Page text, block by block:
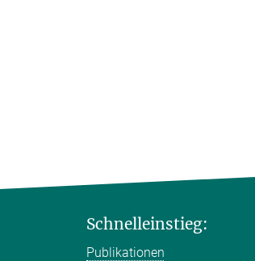
Schnelleinstieg:
Publikationen